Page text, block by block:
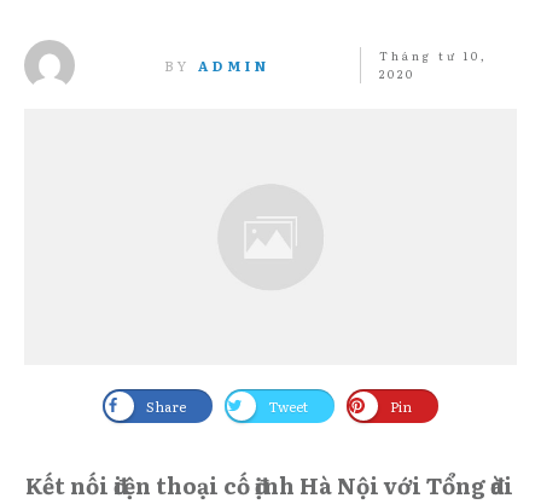
BY ADMIN
Tháng tư 10,
2020
Share Tweet Pin
Kết nối điện thoại cố định Hà Nội với Tổng đài